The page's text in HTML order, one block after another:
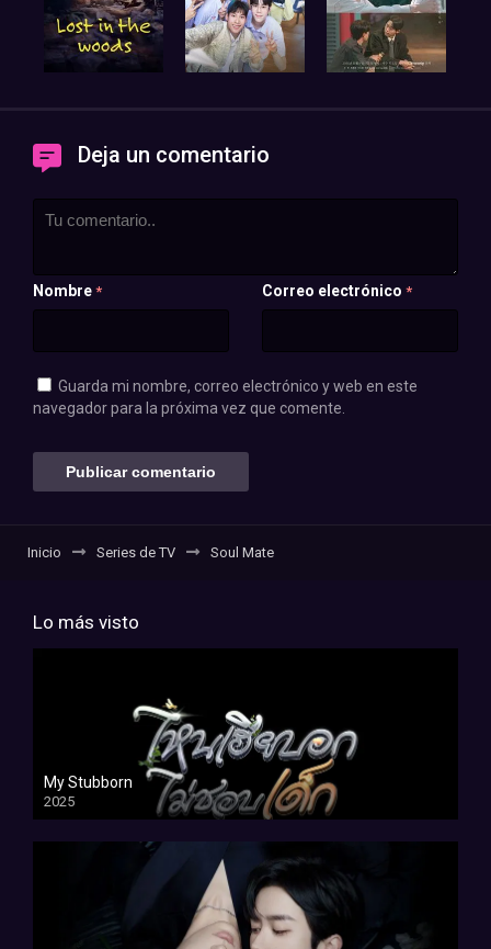
Deja un comentario
Nombre * Correo electrónico *
Guarda mi nombre, correo electrónico y web en este
navegador para la próxima vez que comente.
Inicio Series de TV Soul Mate
Lo más visto
My Stubborn
2025